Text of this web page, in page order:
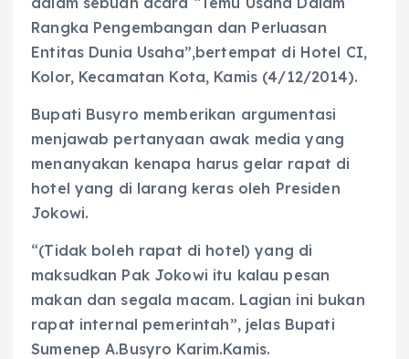
Rangka Pengembangan dan Perluasan
Entitas Dunia Usaha”,bertempat di Hotel CI,
Kolor, Kecamatan Kota, Kamis (4/12/2014).
Bupati Busyro memberikan argumentasi
menjawab pertanyaan awak media yang
menanyakan kenapa harus gelar rapat di
hotel yang di larang keras oleh Presiden
Jokowi.
“(Tidak boleh rapat di hotel) yang di
maksudkan Pak Jokowi itu kalau pesan
makan dan segala macam. Lagian ini bukan
rapat internal pemerintah”, jelas Bupati
Sumenep A.Busyro Karim.Kamis.